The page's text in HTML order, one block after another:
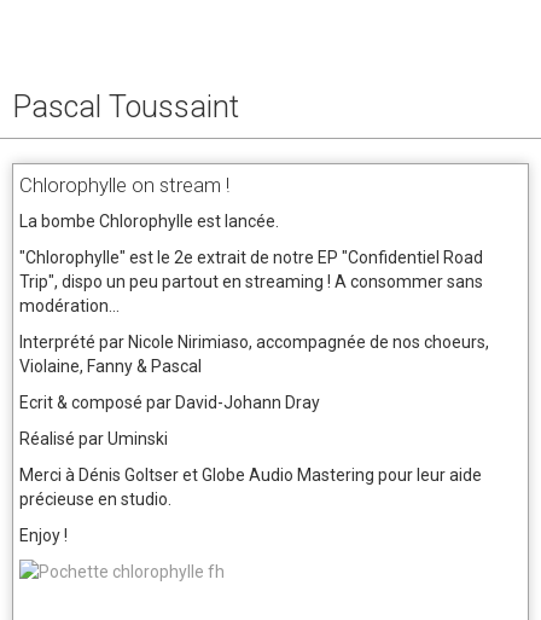
Pascal Toussaint
Chlorophylle on stream !
La bombe Chlorophylle est lancée.
"Chlorophylle" est le 2e extrait de notre EP "Confidentiel Road
Trip", dispo un peu partout en streaming ! A consommer sans
modération...
Interprété par Nicole Nirimiaso, accompagnée de nos choeurs,
Violaine, Fanny & Pascal
Ecrit & composé par David-Johann Dray
Réalisé par Uminski
Merci à Dénis Goltser et Globe Audio Mastering pour leur aide
précieuse en studio.
Enjoy !